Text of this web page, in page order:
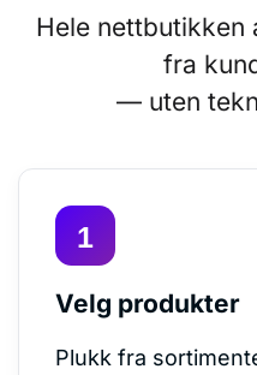
Hele nettbutikken
fra
— uten
Velg produkter
Plukk fra